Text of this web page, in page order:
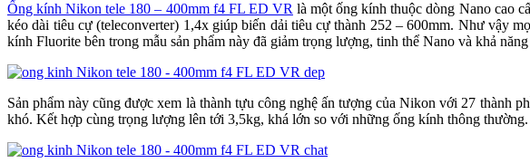
Ống kính Nikon tele 180 – 400mm f4 FL ED VR là một ống kính thuộc dòng Nano cao
kéo dài tiêu cự (teleconverter) 1,4x giúp biến dải tiêu cự thành 252 – 600mm. Như vậy
kính Fluorite bên trong mẫu sản phẩm này đã giảm trọng lượng, tinh thể Nano và khả
Sản phẩm này cũng được xem là thành tựu công nghệ ấn tượng của Nikon với 27 thành
khó. Kết hợp cùng trọng lượng lên tới 3,5kg, khá lớn so với những ống kính thông